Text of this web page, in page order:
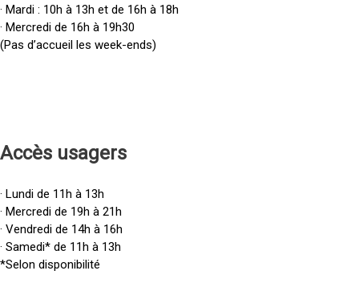
· Mardi : 10h à 13h et de 16h à 18h
· Mercredi de 16h à 19h30
(Pas d’accueil les week-ends)
Accès usagers
· Lundi de 11h à 13h
· Mercredi de 19h à 21h
· Vendredi de 14h à 16h
· Samedi* de 11h à 13h
*Selon disponibilité